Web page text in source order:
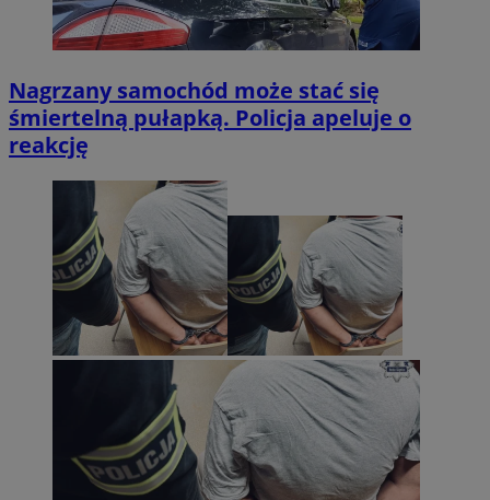
Nagrzany samochód może stać się
śmiertelną pułapką. Policja apeluje o
reakcję